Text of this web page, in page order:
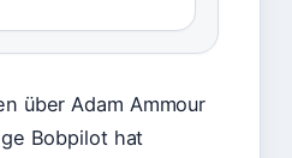
über Adam Ammour
Bobpilot hat